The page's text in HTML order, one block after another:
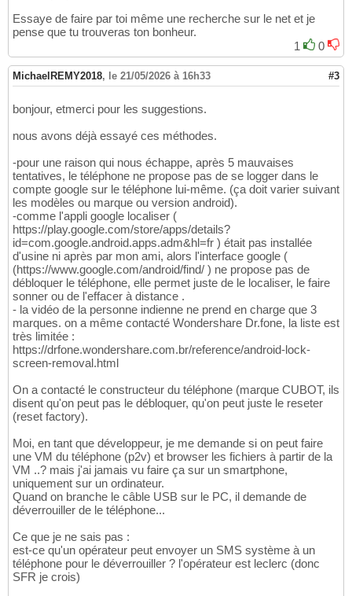
Essaye de faire par toi même une recherche sur le net et je
pense que tu trouveras ton bonheur.
1
0
MichaelREMY2018, le 21/05/2026 à 16h33 #3
bonjour, etmerci pour les suggestions.
nous avons déjà essayé ces méthodes.
-pour une raison qui nous échappe, après 5 mauvaises
tentatives, le téléphone ne propose pas de se logger dans le
compte google sur le téléphone lui-même. (ça doit varier suivant
les modèles ou marque ou version android).
-comme l'appli google localiser (
https://play.google.com/store/apps/details?
id=com.google.android.apps.adm&hl=fr ) était pas installée
d'usine ni après par mon ami, alors l'interface google (
(https://www.google.com/android/find/ ) ne propose pas de
débloquer le téléphone, elle permet juste de le localiser, le faire
sonner ou de l'effacer à distance .
- la vidéo de la personne indienne ne prend en charge que 3
marques. on a même contacté Wondershare Dr.fone, la liste est
très limitée :
https://drfone.wondershare.com.br/reference/android-lock-
screen-removal.html
On a contacté le constructeur du téléphone (marque CUBOT, ils
disent qu'on peut pas le débloquer, qu'on peut juste le reseter
(reset factory).
Moi, en tant que développeur, je me demande si on peut faire
une VM du téléphone (p2v) et browser les fichiers à partir de la
VM ..? mais j'ai jamais vu faire ça sur un smartphone,
uniquement sur un ordinateur.
Quand on branche le câble USB sur le PC, il demande de
déverrouiller de le téléphone...
Ce que je ne sais pas :
est-ce qu'un opérateur peut envoyer un SMS système à un
téléphone pour le déverrouiller ? l'opérateur est leclerc (donc
SFR je crois)